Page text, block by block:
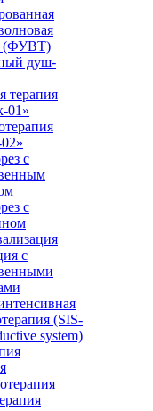
(ФУВТ)
душ-
терапия
01»
с
с
с
(SIS-
system)